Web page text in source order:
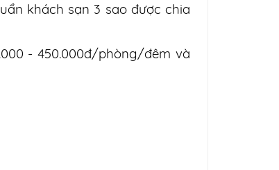
khách sạn 3 sao được chia
- 450.000đ/phòng/đêm và